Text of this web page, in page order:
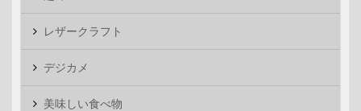
レザークラフト
デジカメ
美味しい食べ物